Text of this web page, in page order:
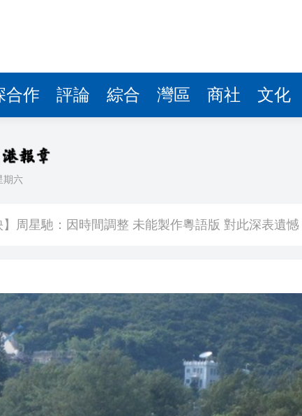
合作 評論 綜合 灣區 商社 文化
期六
周星馳：因時間調整 未能製作粵語版 對此深表遺憾
有片丨《功夫女足》將登香港銀幕 周星馳率團隊造勢 劉嘉玲迪麗熱巴等驚喜現身
」圓滿舉行
西推出港澳遊客門票五折優惠力拓暑期入境市場
際消費與出海服務雙輪驅動